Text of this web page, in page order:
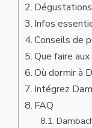
Infos
Conseils de
Que faire
Où dormir à
Intégrez
FAQ